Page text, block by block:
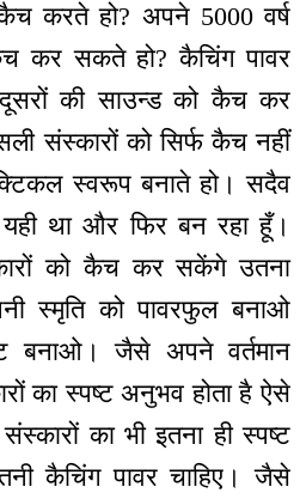
करते हो? अपने 5000 वर्ष
कर सकते हो? कैचिंग पावर
की साउन्ड को कैच कर
संस्कारों को सिर्फ कैच नहीं
स्वरूप बनाते हो। सदैव
था और फिर बन रहा हूँ।
को कैच कर सकेंगे उतना
स्मृति को पावरफुल बनाओ
बनाओ। जैसे अपने वर्तमान
का स्पष्ट अनुभव होता है ऐसे
का भी इतना ही स्पष्ट
कैचिंग पावर चाहिए। जैसे